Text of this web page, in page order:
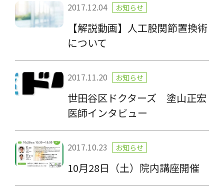
2017.12.04 お知らせ
【解説動画】人工股関節置換術
について
2017.11.20 お知らせ
世田谷区ドクターズ 塗山正宏
医師インタビュー
2017.10.23 お知らせ
10月28日（土）院内講座開催